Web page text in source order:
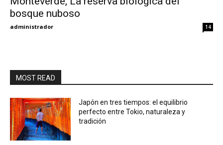
bosque nuboso
administrador 14
MOST READ
Japón en tres tiempos: el equilibrio
perfecto entre Tokio, naturaleza y
tradición